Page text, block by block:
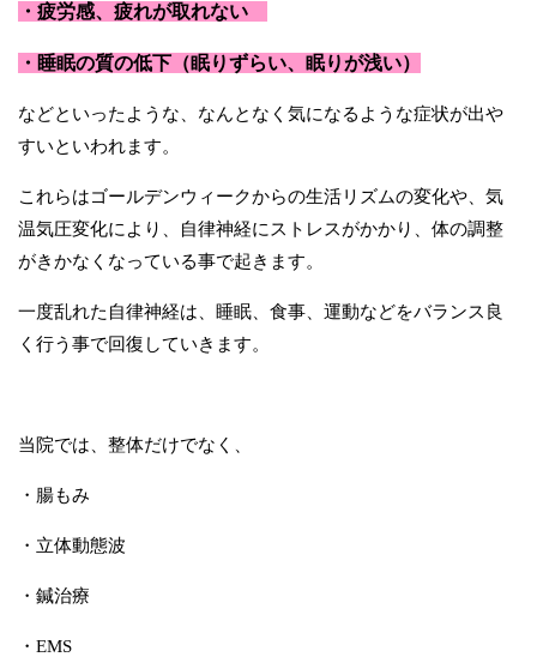
・疲労感、疲れが取れない
・睡眠の質の低下（眠りずらい、眠りが浅い）
などといったような、なんとなく気になるような症状が出や
すいといわれます。
これらはゴールデンウィークからの生活リズムの変化や、気
温気圧変化により、自律神経にストレスがかかり、体の調整
がきかなくなっている事で起きます。
一度乱れた自律神経は、睡眠、食事、運動などをバランス良
く行う事で回復していきます。
当院では、整体だけでなく、
・腸もみ
・立体動態波
・鍼治療
・EMS